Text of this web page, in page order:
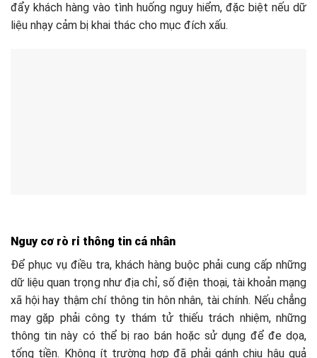
đẩy khách hàng vào tình huống nguy hiểm, đặc biệt nếu dữ
liệu nhạy cảm bị khai thác cho mục đích xấu.
Nguy cơ rò rỉ thông tin cá nhân
Để phục vụ điều tra, khách hàng buộc phải cung cấp những
dữ liệu quan trọng như địa chỉ, số điện thoại, tài khoản mạng
xã hội hay thậm chí thông tin hôn nhân, tài chính. Nếu chẳng
may gặp phải công ty thám tử thiếu trách nhiệm, những
thông tin này có thể bị rao bán hoặc sử dụng để đe dọa,
tống tiền. Không ít trường hợp đã phải gánh chịu hậu quả